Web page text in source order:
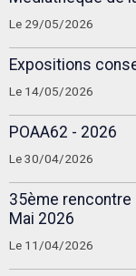
Le 29/05/2026
Expositions
Le 14/05/2026
POAA62 - 2026
Le 30/04/2026
35ème
Mai 2026
Le 11/04/2026